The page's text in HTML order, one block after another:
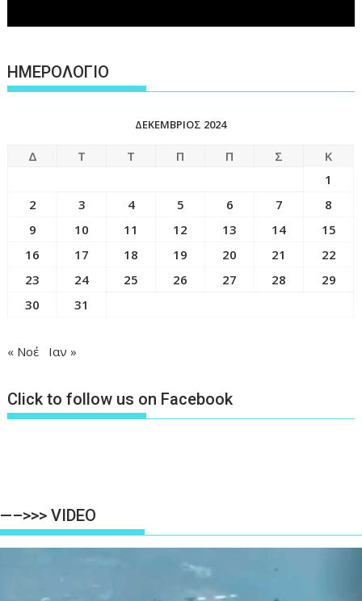
ΗΜΕΡΟΛΟΓΙΟ
ΔΕΚΈΜΒΡΙΟΣ 2024
Δ Τ Τ Π Π Σ
Κ
1
2
3 4 5 6 7
8
9
10 11 12 13 14
15
16
17 18 19 20 21
22
23
24 25 26 27 28
29
30
31
« Νοέ Ιαν »
Click to follow us on Facebook
—–>>> VIDEO